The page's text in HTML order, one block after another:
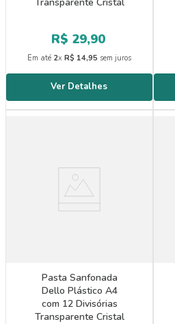
R$ 29,90
Em até 2x R$ 14,95 sem juros
Pasta Sanfonada
Dello Plástico A4
com 12 Divisórias
Transparente Cristal